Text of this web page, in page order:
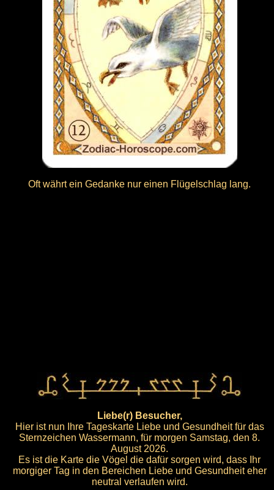
Oft währt ein Gedanke nur einen Flügelschlag lang.
Liebe(r) Besucher,
Hier ist nun Ihre Tageskarte Liebe und Gesundheit für das
Sternzeichen Wassermann, für morgen Samstag, den 8.
August 2026.
Es ist die Karte die Vögel die dafür sorgen wird, dass Ihr
morgiger Tag in den Bereichen Liebe und Gesundheit eher
neutral verlaufen wird.